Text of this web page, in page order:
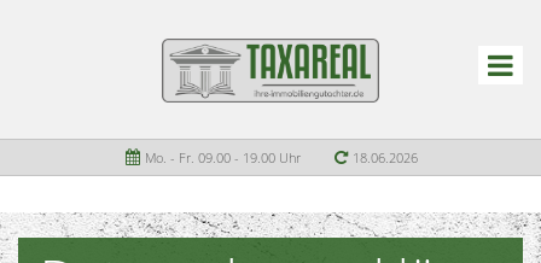
Mo. - Fr. 09.00 - 19.00 Uhr 18.06.2026